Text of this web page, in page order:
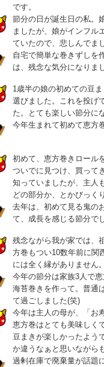
です。
節分の日が誕生日の私。
ましたが、娘がインフル
ていたので、悲しんでま
自宅で簡単な巻きずしを
は、残念な気分になりま
1歳半の娘の初めての豆
選びました。これを投げ
た。とても楽しい節分に
今年生まれて初めて恵方
初めて、恵方巻きロール
ついでに見つけ、買って
知っていましたが、主人
どの部分か、とかびっく
去年は、初めて見る鬼の
て、成長を感じる節分で
残念ながら我が家では、
方巻もつい10数年前に関
には全く縁がありません。
今年の節分は家族3人で
海苔巻きを作って。普通
て過ごしました(笑)
今年は主人の母が、「お
恵方巻はとても美味しく
豆まきが楽しかったよう
か違うなぁと思いながら
過剰在庫で廃棄量が話題